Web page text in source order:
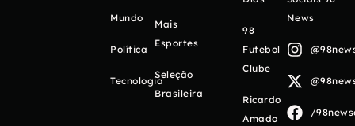
Mundo
Política
Tecnologia
Mais
Esportes
Seleção
Brasileira
98
Futebol
Clube
Ricardo
Amado
News
/